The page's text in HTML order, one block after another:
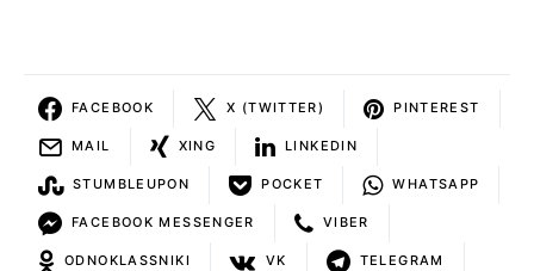
FACEBOOK X (TWITTER) PINTEREST
MAIL XING LINKEDIN
STUMBLEUPON POCKET WHATSAPP
FACEBOOK MESSENGER VIBER
ODNOKLASSNIKI VK TELEGRAM